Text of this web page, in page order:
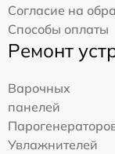
Согласие на
Способы оплаты
Ремонт
Варочных
панелей
Увлажнителей